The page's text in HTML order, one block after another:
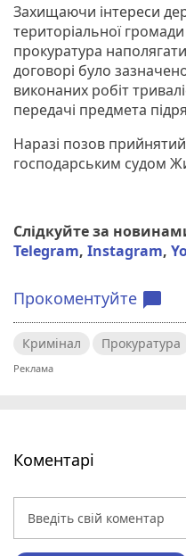
Захищаючи інтереси
територіальної громади
прокуратура
договорі було
виконаних робіт
передачі предмета
Наразі позов
господарським судом
Слідкуйте за
Telegram, Instagram,
Прокоментуйте chat_bubble
Кримінал Прокуратура
Коментарі